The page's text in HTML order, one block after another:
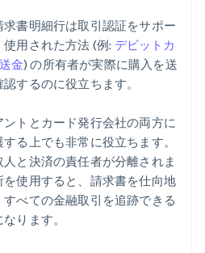
書明細行は取引認証をサポー
用された方法 (例: デビットカ
金) の所有者が実際に購入を送
するのに役立ちます。
トとカード発行会社の両方に
る上でも非常に役立ちます。
と決済の責任者が分離されま
使用すると、請求書を仕向地
べての金融取引を追跡できる
ります。